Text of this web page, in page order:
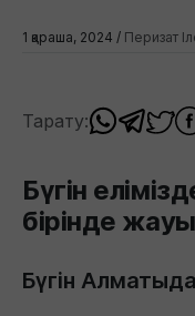
1 қараша, 2024 / Перизат
Тарату:
Бүгін
бірінде
Бүгін